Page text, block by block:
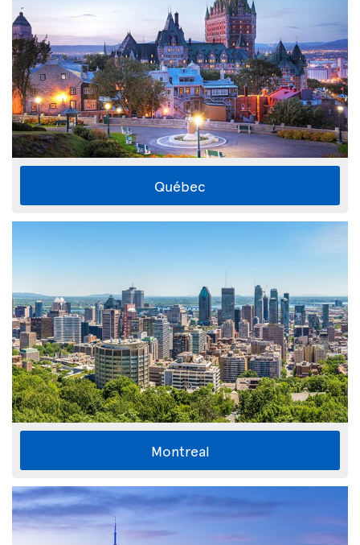
Québec
Montreal